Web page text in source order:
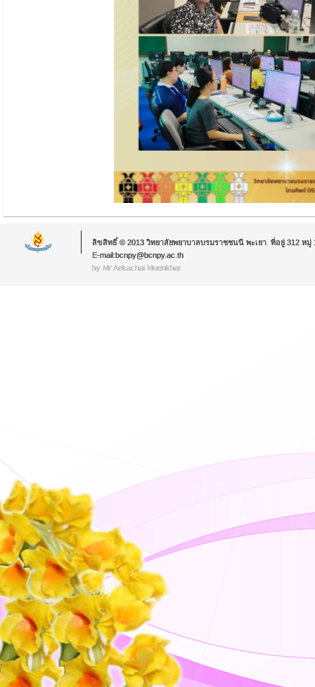
ลิขสิทธิ์ © 2013 วิทยาลัยพยาบาลบรมราชชนนี พะเยา. ที่อยู่ 312 หมู่
E-mail:bcnpy@bcnpy.ac.th
by Mr.Aekachai Muenkhat